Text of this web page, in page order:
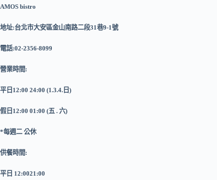
AMOS bistro
地址:台北市大安區金山南路二段31巷9-1號
電話:02-2356-8099
營業時間:
平日 12:00 24:00 (1.3.4. 日 )
假日 12:00 01:00 (五 . 六)
*每週二 公休
供餐時間:
平日 12:0021:00